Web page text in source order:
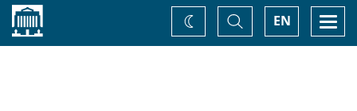
Accueil EN
Basculer
la
recherche
Changez
de